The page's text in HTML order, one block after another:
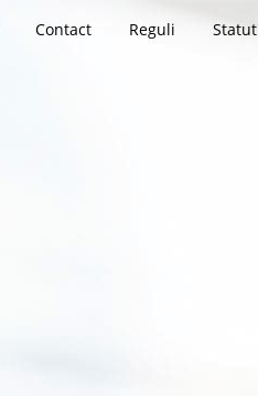
Contact Reguli Statut